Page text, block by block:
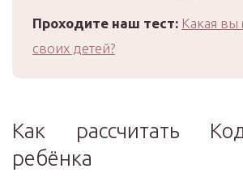
Проходите наш тест: Какая вы
своих детей?
Как рассчитать
ребёнка